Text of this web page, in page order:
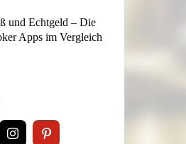
und Echtgeld – Die
Apps im Vergleich